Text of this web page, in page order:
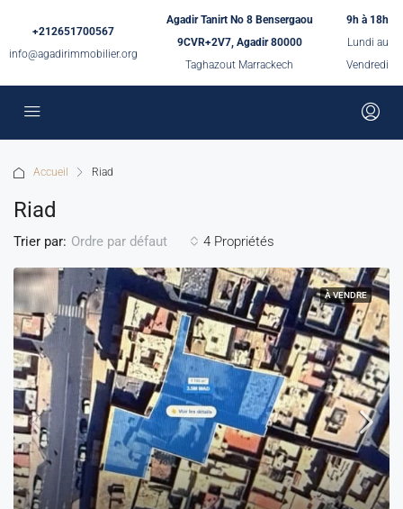
+212651700567
info@agadirimmobilier.org
Agadir Tanirt No 8 Bensergaou
9CVR+2V7, Agadir 80000
Taghazout Marrackech
9h à 18h
Lundi au
Vendredi
Accueil Riad
Riad
4 Propriétés
Trier par: Ordre par défaut
À VENDRE